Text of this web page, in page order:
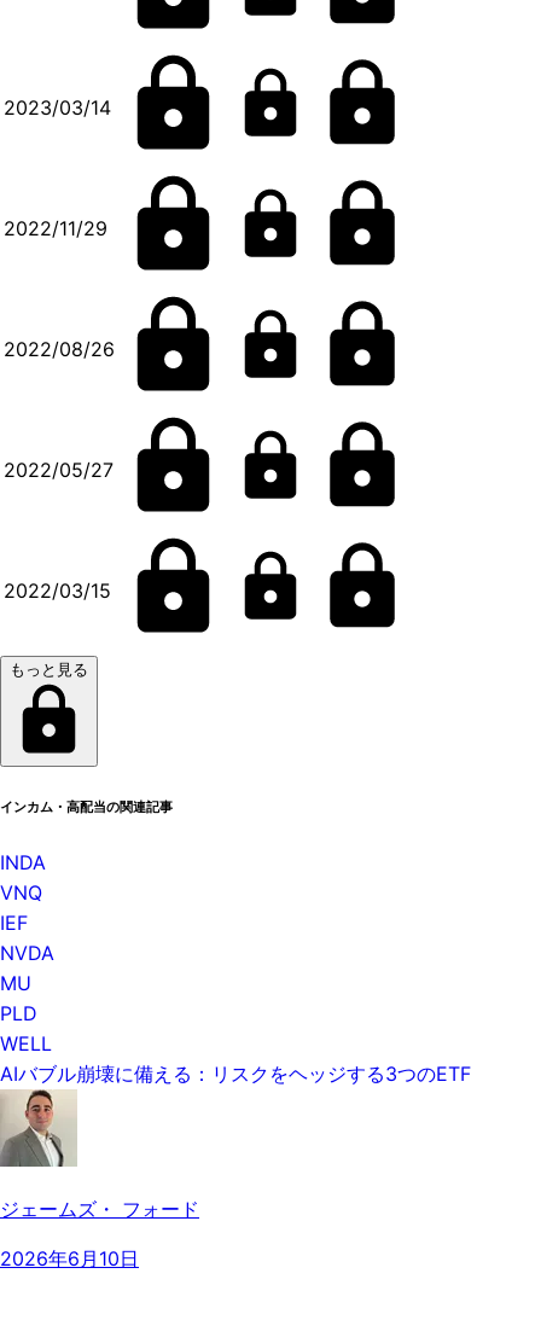
2023/03/14
2022/11/29
2022/08/26
2022/05/27
2022/03/15
もっと見る
インカム・高配当の関連記事
INDA
VNQ
IEF
NVDA
MU
PLD
WELL
AIバブル崩壊に備える：リスクをヘッジする3つのETF
ジェームズ・ フォード
2026年6月10日